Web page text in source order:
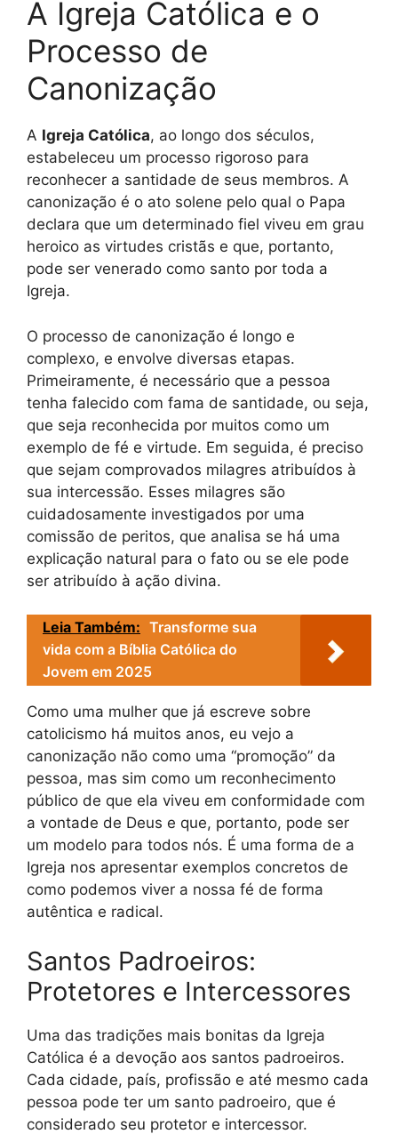
A Igreja Católica e o
Processo de
Canonização
A Igreja Católica, ao longo dos séculos,
estabeleceu um processo rigoroso para
reconhecer a santidade de seus membros. A
canonização é o ato solene pelo qual o Papa
declara que um determinado fiel viveu em grau
heroico as virtudes cristãs e que, portanto,
pode ser venerado como santo por toda a
Igreja.
O processo de canonização é longo e
complexo, e envolve diversas etapas.
Primeiramente, é necessário que a pessoa
tenha falecido com fama de santidade, ou seja,
que seja reconhecida por muitos como um
exemplo de fé e virtude. Em seguida, é preciso
que sejam comprovados milagres atribuídos à
sua intercessão. Esses milagres são
cuidadosamente investigados por uma
comissão de peritos, que analisa se há uma
explicação natural para o fato ou se ele pode
ser atribuído à ação divina.
Leia Também: Transforme sua
vida com a Bíblia Católica do
Jovem em 2025
Como uma mulher que já escreve sobre
catolicismo há muitos anos, eu vejo a
canonização não como uma “promoção” da
pessoa, mas sim como um reconhecimento
público de que ela viveu em conformidade com
a vontade de Deus e que, portanto, pode ser
um modelo para todos nós. É uma forma de a
Igreja nos apresentar exemplos concretos de
como podemos viver a nossa fé de forma
autêntica e radical.
Santos Padroeiros:
Protetores e Intercessores
Uma das tradições mais bonitas da Igreja
Católica é a devoção aos santos padroeiros.
Cada cidade, país, profissão e até mesmo cada
pessoa pode ter um santo padroeiro, que é
considerado seu protetor e intercessor.